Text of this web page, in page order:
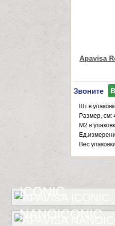
Apavisa
Звоните
Шт.в
Размер, см:
М2 в
Веc
ICONIC
NANOICONIC